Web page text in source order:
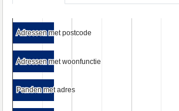
Adressen met postcode
Adressen met postcode
Adressen met woonfunctie
Adressen met woonfunctie
Panden met adres
Panden met adres